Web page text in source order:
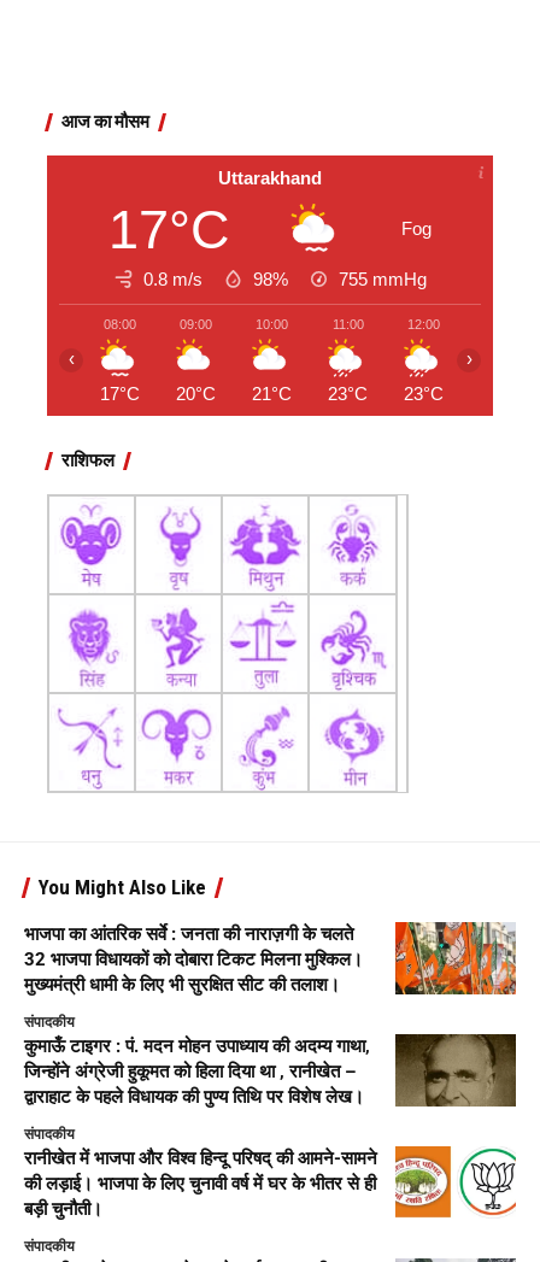
आज का मौसम
Uttarakhand
17°C Fog
0.8 m/s 98% 755 mmHg
08:00
17°C
09:00
20°C
10:00
21°C
11:00
23°C
12:00
23°C
‹ ›
राशिफल
You Might Also Like
भाजपा का आंतरिक सर्वे : जनता की नाराज़गी के चलते
32 भाजपा विधायकों को दोबारा टिकट मिलना मुश्किल।
मुख्यमंत्री धामी के लिए भी सुरक्षित सीट की तलाश।
संपादकीय
कुमाऊँ टाइगर : पं. मदन मोहन उपाध्याय की अदम्य गाथा,
जिन्होंने अंग्रेजी हुकूमत को हिला दिया था , रानीखेत –
द्वाराहाट के पहले विधायक की पुण्य तिथि पर विशेष लेख।
संपादकीय
रानीखेत में भाजपा और विश्व हिन्दू परिषद् की आमने-सामने
की लड़ाई। भाजपा के लिए चुनावी वर्ष में घर के भीतर से ही
बड़ी चुनौती।
संपादकीय